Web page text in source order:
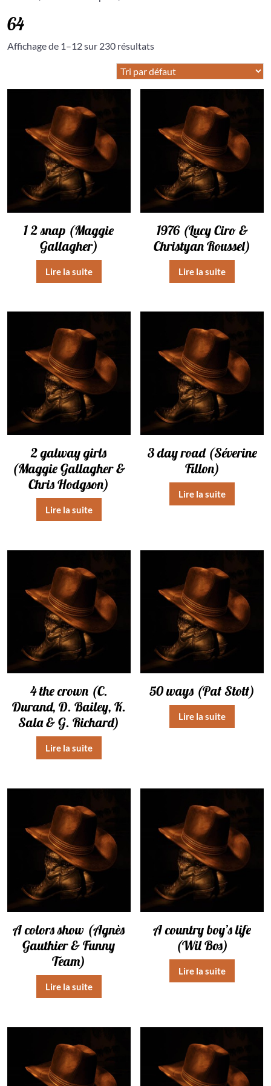
64
Affichage de 1–12 sur 230 résultats
1 2 snap (Maggie
Gallagher)
Lire la suite
1976 (Lucy Ciro &
Christyan Roussel)
Lire la suite
2 galway girls
(Maggie Gallagher &
Chris Hodgson)
Lire la suite
3 day road (Séverine
Fillon)
Lire la suite
4 the crown (C.
Durand, D. Bailey, K.
Sala & G. Richard)
Lire la suite
50 ways (Pat Stott)
Lire la suite
A colors show (Agnès
Gauthier & Funny
Team)
Lire la suite
A country boy’s life
(Wil Bos)
Lire la suite